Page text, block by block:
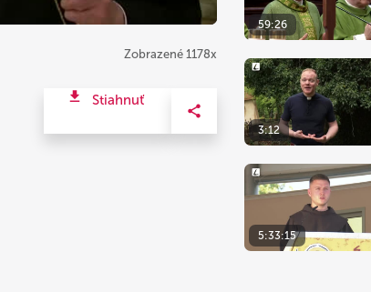
Zobrazené 1178x
Stiahnuť
59:26
3:12
5:33:15